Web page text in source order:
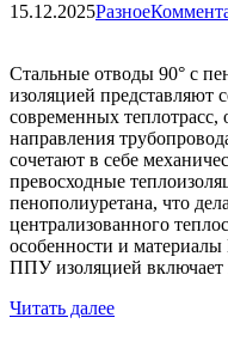
15.12.2025Разное
Стальные отводы 90° с
изоляцией представляют
современных
направления
сочетают в себе
превосходные
пенополиуретана, что
централизованного
особенности и материалы
ППУ изоляцией
Читать далее